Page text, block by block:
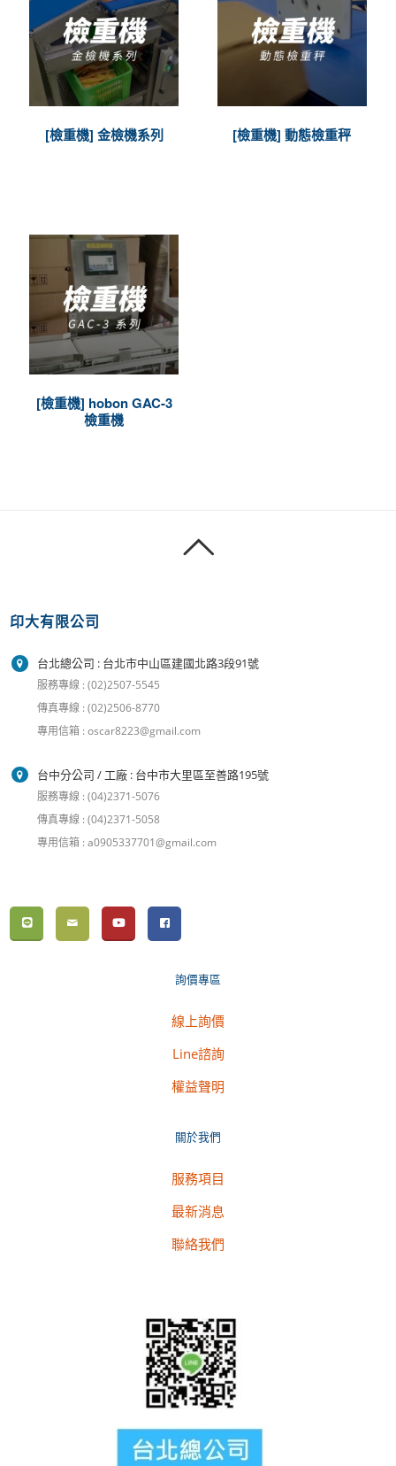
[檢重機] 金檢機系列 [檢重機] 動態檢重秤
[檢重機] hobon GAC-3
檢重機
印大有限公司
台北總公司 : 台北市中山區建國北路3段91號
服務專線 : (02)2507-5545
傳真專線 : (02)2506-8770
專用信箱 : oscar8223@gmail.com
台中分公司 / 工廠 : 台中市大里區至善路195號
服務專線 : (04)2371-5076
傳真專線 : (04)2371-5058
專用信箱 : a0905337701@gmail.com
詢價專區
線上詢價
Line諮詢
權益聲明
關於我們
服務項目
最新消息
聯絡我們